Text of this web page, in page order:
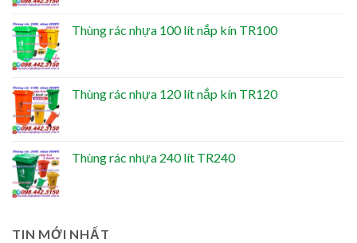
Thùng rác nhựa 100 lít nắp kín TR100
Thùng rác nhựa 120 lít nắp kín TR120
Thùng rác nhựa 240 lít TR240
TIN MỚI NHẤT